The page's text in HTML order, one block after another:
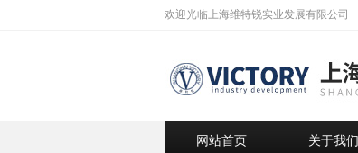
欢迎光临上海维特锐实业发展有限公司
网站首页 关于我们